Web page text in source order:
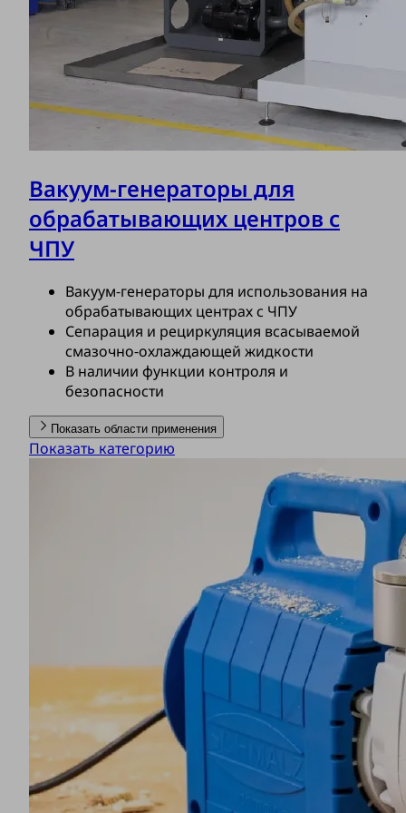
Вакуум-генераторы для
обрабатывающих центров с
ЧПУ
Вакуум-генераторы для использования на
обрабатывающих центрах с ЧПУ
Сепарация и рециркуляция всасываемой
смазочно-охлаждающей жидкости
В наличии функции контроля и
безопасности
Показать области применения
Показать категорию